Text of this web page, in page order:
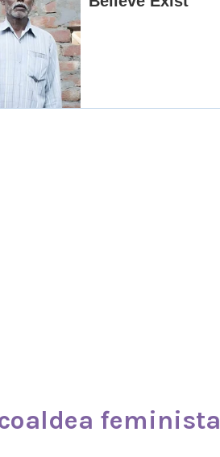
feminista